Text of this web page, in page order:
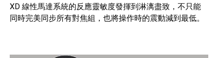
XD 線性馬達系統的反應靈敏度發揮到淋漓盡致，不只能
同時完美同步所有對焦組，也將操作時的震動減到最低。